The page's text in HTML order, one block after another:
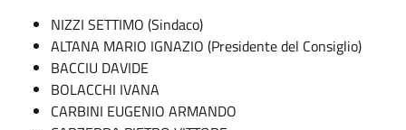
NIZZI SETTIMO (Sindaco)
ALTANA MARIO IGNAZIO (Presidente del Consiglio)
BACCIU DAVIDE
BOLACCHI IVANA
CARBINI EUGENIO ARMANDO